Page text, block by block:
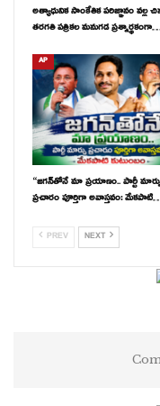
అత్యాధునిక సాంకేతిక పరిజ్ఞానం వల్ల
తరగతి పత్రికల మనుగడ
AP
“జగన్‌తోనే మా ప్రయాణం.. పార్టీ
ప్రచారం పూర్తిగా అవాస్తవం:
PREV NEXT